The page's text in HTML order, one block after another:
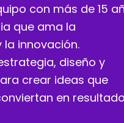
con más de 15
que ama la
innovación.
diseño y
crear ideas que
en